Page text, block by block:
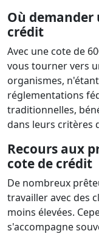
Où demander
crédit
Avec une cote de
vous tourner vers
organismes,
réglementations
traditionnelles,
dans leurs critères
Recours aux
cote de crédit
De nombreux
travailler avec des
moins élevées.
s'accompagne